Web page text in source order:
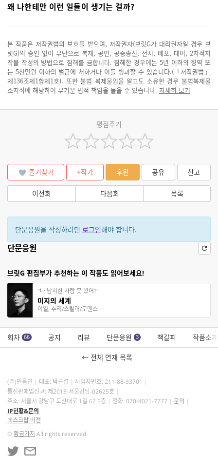
왜 나한테만 이런 일들이 생기는 걸까?
본 작품은 저작권법의 보호를 받으며, 저작권자(브릿G가 대리권자일 경우 브
릿G)의 승인 없이 무단으로 복제, 공연, 공중송신, 전시, 배포, 대여, 2차적저
작물 작성의 방법으로 침해를 금합니다. 침해한 경우에는 5년 이하의 징역 또
는 5천만원 이하의 벌금에 처하거나 이를 병과할 수 있습니다.(「저작권법」
제136조제1항제1호). 또한 불법 복제물임을 알고도 소유한 경우 불법복제물
소지죄에 해당하여 무거운 법적 책임을 물을 수 있습니다. 자세히 보기
평점주기
즐겨찾기 +작가 후원 공유 신고
이전회 다음회 목록
단문응원을 작성하려면 로그인해야 합니다.
단문응원
브릿G 편집부가 추천하는 이 작품도 읽어보세요!
"나 납치한 사람 못 봤어?"
미지의 세계
이열, 추리/스릴러/로맨스
회차 66 공지 리뷰 단문응원 3 책갈피 작품소개
← 전체 연재 목록
(주)민음인 대표: 박근섭 사업자번호: 211-88-33701
통신판매업신고: 제2013-서울강남-02625호
주소: 서울시 강남구 도산대로 1길 62 5층
전화: 070-4021-7777
문의
IP현황&문의
데스크탑 버전
©황금가지 All rights reserved.